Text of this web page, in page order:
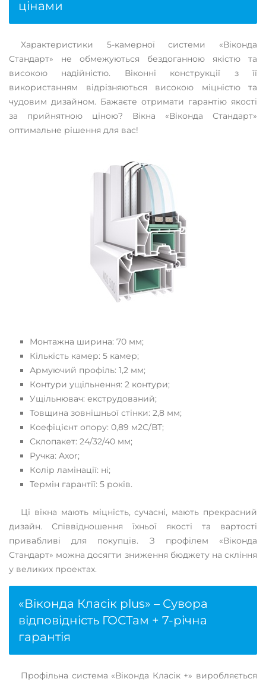
цінами
Характеристики 5-камерної системи «Віконда
Стандарт» не обмежуються бездоганною якістю та
високою надійністю. Віконні конструкції з її
використанням відрізняються високою міцністю та
чудовим дизайном. Бажаєте отримати гарантію якості
за прийнятною ціною? Вікна «Віконда Стандарт»
оптимальне рішення для вас!
Монтажна ширина: 70 мм;
Кількість камер: 5 камер;
Армуючий профіль: 1,2 мм;
Контури ущільнення: 2 контури;
Ущільнювач: екструдований;
Товщина зовнішньої стінки: 2,8 мм;
Коефіцієнт опору: 0,89 м2С/ВТ;
Склопакет: 24/32/40 мм;
Ручка: Axor;
Колір ламінації: ні;
Термін гарантії: 5 років.
Ці вікна мають міцність, сучасні, мають прекрасний
дизайн. Співвідношення їхньої якості та вартості
привабливі для покупців. З профілем «Віконда
Стандарт» можна досягти зниження бюджету на скління
у великих проектах.
«Віконда Класік plus» – Сувора
відповідність ГОСТам + 7-річна
гарантія
Профільна система «Віконда Класік +» виробляється